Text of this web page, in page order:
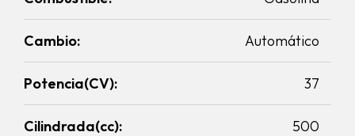
Cambio: Automático
Potencia(CV): 37
Cilindrada(cc): 500